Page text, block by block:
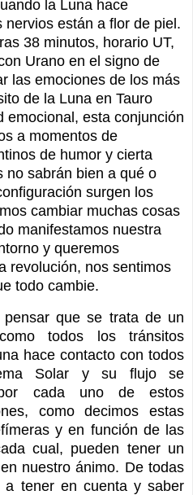
la Luna hace
están a flor de piel.
38 minutos, horario UT,
Urano en el signo de
las emociones de los más
de la Luna en Tauro
emocional, esta conjunción
a momentos de
de humor y cierta
no sabrán bien a qué o
surgen los
cambiar muchas cosas
manifestamos nuestra
y queremos
revolución, nos sentimos
todo cambie.
que se trata de un
todos los tránsitos
hace contacto con todos
Solar y su flujo se
por cada uno de estos
como decimos estas
y en función de las
cual, pueden tener un
nuestro ánimo. De todas
a tener en cuenta y saber